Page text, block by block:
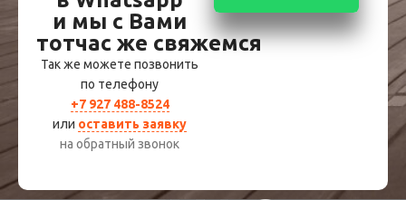
и мы с Вами
тотчас же свяжемся
Так же можете позвонить
по телефону
+7 927 488-8524
или оставить заявку
на обратный звонок